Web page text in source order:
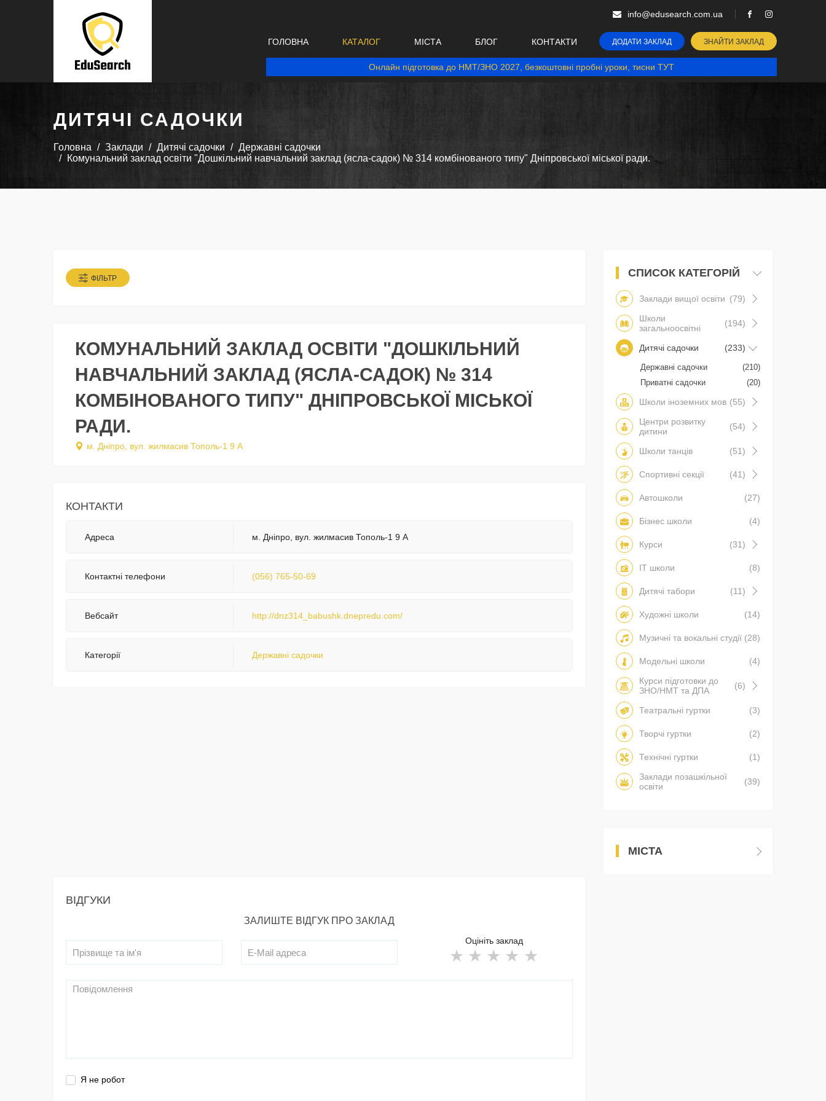
info@edusearch.com.ua
ГОЛОВНА КАТАЛОГ МІСТА БЛОГ КОНТАКТИ ДОДАТИ ЗАКЛАД ЗНАЙТИ ЗАКЛАД
Онлайн підготовка до НМТ/ЗНО 2027, безкоштовні пробні уроки, тисни ТУТ
ДИТЯЧІ САДОЧКИ
Головна Заклади Дитячі садочки
Державні садочки
Комунальний заклад освіти "Дошкільний навчальний заклад (ясла-садок) № 314 комбінованого типу" Дніпровської міської ради.
ФІЛЬТР
КОМУНАЛЬНИЙ ЗАКЛАД ОСВІТИ "ДОШКІЛЬНИЙ
НАВЧАЛЬНИЙ ЗАКЛАД (ЯСЛА-САДОК) № 314
КОМБІНОВАНОГО ТИПУ" ДНІПРОВСЬКОЇ МІСЬКОЇ
РАДИ.
м. Дніпро, вул. жилмасив Тополь-1 9 А
КОНТАКТИ
Адреса м. Дніпро, вул. жилмасив Тополь-1 9 А
Контактні телефони (056) 765-50-69
Вебсайт http://dnz314_babushk.dnepredu.com/
Категорії Державні садочки
ВІДГУКИ
ЗАЛИШТЕ ВІДГУК ПРО ЗАКЛАД
Оцініть заклад
Я не робот
СПИСОК КАТЕГОРІЙ
Заклади вищої освіти (79)
Школи
загальноосвітні
(194)
Дитячі садочки (233)
Державні садочки
(210)
Приватні садочки
(20)
Школи іноземних мов (55)
Центри розвитку
дитини
(54)
Школи танців (51)
Спортивні секції (41)
Автошколи (27)
Бізнес школи (4)
Курси (31)
IT школи (8)
Дитячі табори (11)
Художні школи (14)
Музичні та вокальні студії (28)
Модельні школи
(4)
Курси підготовки до
ЗНО/НМТ та ДПА
(6)
Театральні гуртки (3)
Творчі гуртки (2)
Технічні гуртки
(1)
Заклади позашкільної
освіти
(39)
МІСТА